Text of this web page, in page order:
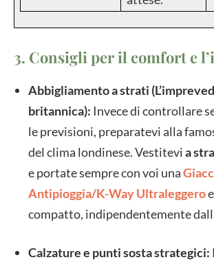
3. Consigli per il comfort e
Abbigliamento a strati
britannica): Invece di controllare
le previsioni, preparatevi alla
del clima londinese. Vestitevia
e portate sempre con voi una
Antipioggia/K-Way Ultraleggero
compatto, indipendentemente
Calzature e punti sosta strategici: